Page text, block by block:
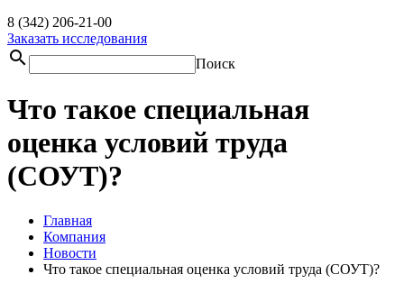
8 (342) 206-21-00
Заказать исследования
search Поиск
Что такое специальная
оценка условий труда
(СОУТ)?
Главная
Компания
Новости
Что такое специальная оценка условий труда (СОУТ)?